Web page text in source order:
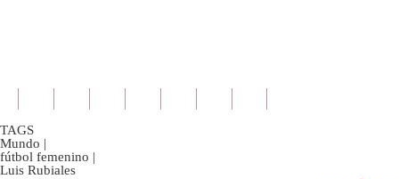
TAGS
Mundo |
fútbol femenino |
Luis Rubiales